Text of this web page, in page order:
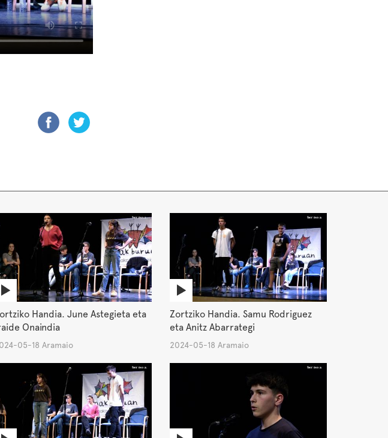
Handia. June Astegieta eta
Onaindia
05-18 Aramaio
Zortziko Handia. Samu Rodriguez
eta Anitz Abarrategi
2024-05-18 Aramaio